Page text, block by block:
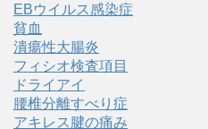
EBウイルス感染症
貧血
潰瘍性大腸炎
フィシオ検査項目
ドライアイ
腰椎分離すべり症
アキレス腱の痛み